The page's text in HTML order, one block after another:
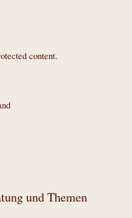
content.
und Themen